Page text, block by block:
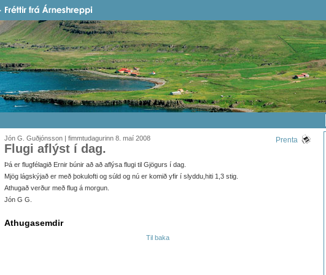
Jón G. Guðjónsson | fimmtudagurinn 8. maí 2008 Prenta
Flugi aflýst í dag.
Þá er flugfélagið Ernir búnir að að aflýsa flugi til Gjögurs í dag.
Mjög lágskýjað er með þokulofti og súld og nú er komið yfir í slyddu,hiti 1,3 stig.
Athugað verður með flug á morgun.
Jón G G.
Athugasemdir
Til baka